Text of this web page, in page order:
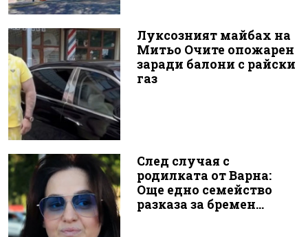
Луксозният майбах на
Митьо Очите опожарен
заради балони с райски
газ
След случая с
родилката от Варна:
Още едно семейство
разказа за бремен...